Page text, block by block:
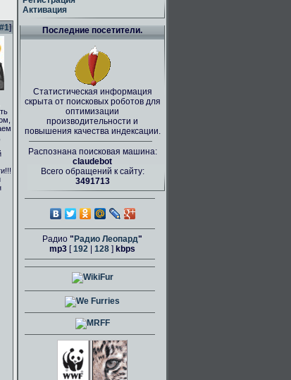
#1]
Активация
Последние посетители.
Статистическая информация
скрыта от поисковых роботов для
оптимизации
производительности и
повышения качества индексации.
Распознана поисковая машина:
claudebot
Всего обращений к сайту:
3491713
Радио " Радио Леопард"
mp3 [192 128 ] kbps